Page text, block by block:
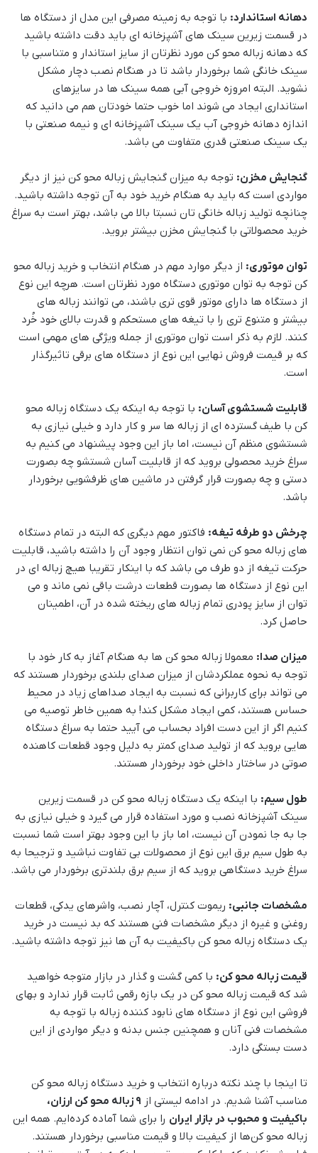
دهانه استاندارد: با توجه به زمینه مصرفی این مدل از دستگاه ها
در قسمت زیرین سینک های آشپزخانه ای باید دقت داشته باشید
که دهانه زباله محو کن مورد نظرتان از سایز استاندار و متناسبی با
سینک خانگی شما برخوردار باشد تا در هنگام نصب دچار مشکل
نشوید. البته امروزه خروجی آبی همه سینک ها در سایزهای
استانداری ایجاد می شوند اما خوب حتما خودتان هم می دانید که
اندازه دهانه خروجی آب یک سینک آشپزخانه ای و نیمه صنعتی با
یک سینک صنعتی قدری متفاوت می باشد.
گنجایش مخزن: توجه به میزان گنجایش زباله محو کن نیز از دیگر
مواردی است که باید به هنگام خرید خود به آن توجه داشته باشید.
چنانچه تولید زباله خانگی تان نسبتا بالا می باشد، بهتر است به سراغ
خرید محصولاتی با گنجایش مخزن بیشتر بروید.
توان موتوری: از دیگر موارد مهم در هنگام انتخاب و خرید زباله محو
کن توجه به توان موتوری دستگاه مورد نظرتان است. هرچه این نوع
از دستگاه ها دارای موتور قوی تری باشند، می توانند زباله های
بیشتر و متنوع تری را با تیغه های مستحکم و قدرت بالای خود خُرد
کنند. لازم به ذکر است توان موتوری از جمله ویژگی های مهمی است
که بر قیمت فروش نهایی این نوع از دستگاه های برقی تاثیرگذار
است.
قابلیت شستشوی آسان: با توجه به اینکه یک دستگاه زباله محو
کن با طیف گسترده ای از زباله ها سر و کار دارد و خیلی نیازی به
شستشوی منظم آن نیست، اما باز این وجود پیشنهاد می کنیم به
سراغ خرید محصولی بروید که از قابلیت آسان شستشو چه بصورت
دستی و چه بصورت قرار گرفتن در ماشین های ظرفشویی برخوردار
باشد.
چرخش دو طرفه تیغه: فاکتور مهم دیگری که البته در تمام دستگاه
های زباله محو کن نمی توان انتظار وجود آن را داشته باشید، قابلیت
حرکت تیغه از دو طرف می باشد که با اینکار تقریبا هیچ زباله ای در
این نوع از دستگاه ها بصورت قطعات درشت باقی نمی ماند و می
توان از سایز پودری تمام زباله های ریخته شده در آن، اطمینان
حاصل کرد.
میزان صدا: معمولا زباله محو کن ها به هنگام آغاز به کار خود با
توجه به نحوه عملکردشان از میزان صدای بلندی برخوردار هستند که
می تواند برای کاربرانی که نسبت به ایجاد صداهای زیاد در محیط
حساس هستند، کمی ایجاد مشکل کند! به همین خاطر توصیه می
کنیم اگر از این دست افراد بحساب می آیید حتما به سراغ دستگاه
هایی بروید که از تولید صدای کمتر به دلیل وجود قطعات کاهنده
صوتی در ساختار داخلی خود برخوردار هستند.
طول سیم: با اینکه یک دستگاه زباله محو کن در قسمت زیرین
سینک آشپزخانه نصب و مورد استفاده قرار می گیرد و خیلی نیازی به
جا به جا نمودن آن نیست، اما باز با این وجود بهتر است شما نسبت
به طول سیم برق این نوع از محصولات بی تفاوت نباشید و ترجیحا به
سراغ خرید دستگاهی بروید که از سیم برق بلندتری برخوردار می باشد.
مشخصات جانبی: ریموت کنترل، آچار نصب، واشرهای یدکی، قطعات
روغنی و غیره از دیگر مشخصات فنی هستند که بد نیست در خرید
یک دستگاه زباله محو کن باکیفیت به آن ها نیز توجه داشته باشید.
قیمت زباله محو کن: با کمی گشت و گذار در بازار متوجه خواهید
شد که قیمت زباله محو کن در یک بازه رقمی ثابت قرار ندارد و بهای
فروشی این نوع از دستگاه های نابود کننده زباله با توجه به
مشخصات فنی آنان و همچنین جنس بدنه و دیگر مواردی از این
دست بستگی دارد.
تا اینجا با چند نکته درباره انتخاب و خرید دستگاه زباله محو کن
مناسب آشنا شدیم. در ادامه لیستی از
9 زباله محو کن ارزان،
باکیفیت و محبوب در بازار ایران را برای شما آماده کرده‌ایم. همه این
زباله محو کن‌ها از کیفیت بالا و قیمت مناسبی برخوردار هستند.